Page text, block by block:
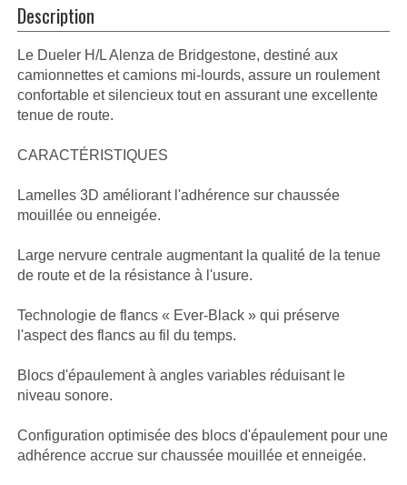
Description
Le Dueler H/L Alenza de Bridgestone, destiné aux
camionnettes et camions mi-lourds, assure un roulement
confortable et silencieux tout en assurant une excellente
tenue de route.
CARACTÉRISTIQUES
Lamelles 3D améliorant l'adhérence sur chaussée
mouillée ou enneigée.
Large nervure centrale augmentant la qualité de la tenue
de route et de la résistance à l'usure.
Technologie de flancs « Ever-Black » qui préserve
l'aspect des flancs au fil du temps.
Blocs d'épaulement à angles variables réduisant le
niveau sonore.
Configuration optimisée des blocs d'épaulement pour une
adhérence accrue sur chaussée mouillée et enneigée.